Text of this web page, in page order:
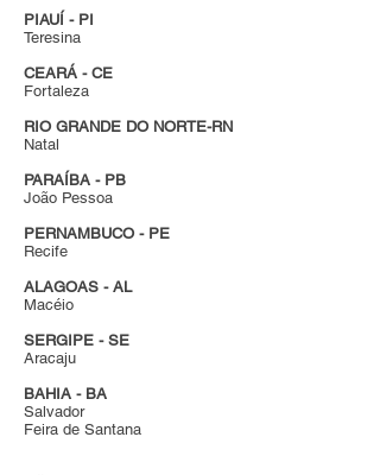
PIAUÍ - PI
Teresina
CEARÁ - CE
Fortaleza
RIO GRANDE DO NORTE-RN
Natal
PARAÍBA - PB
João Pessoa
PERNAMBUCO - PE
Recife
ALAGOAS - AL
Macéio
SERGIPE - SE
Aracaju
BAHIA - BA
Salvador
Feira de Santana